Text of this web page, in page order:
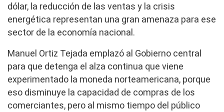
dólar, la reducción de las ventas y la crisis
energética representan una gran amenaza para ese
sector de la economía nacional.
Manuel Ortiz Tejada emplazó al Gobierno central
para que detenga el alza continua que viene
experimentado la moneda norteamericana, porque
eso disminuye la capacidad de compras de los
comerciantes, pero al mismo tiempo del público